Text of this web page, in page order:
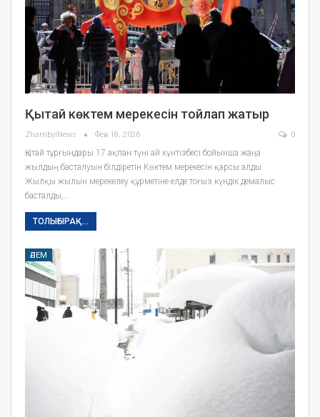
Қытай көктем мерекесін тойлап жатыр
ZhambylNews Фев 18, 2026 0
Қытай тұрғындары 17 ақпан түні ай күнтізбесі бойынша жаңа
жылдың басталуын білдіретін Көктем мерекесін қарсы алды.
Жылқы жылын мерекелеу құрметіне елде тоғыз күндік демалыс
басталды,…
ТОЛЫҒЫРАҚ...
ӘЛЕМ